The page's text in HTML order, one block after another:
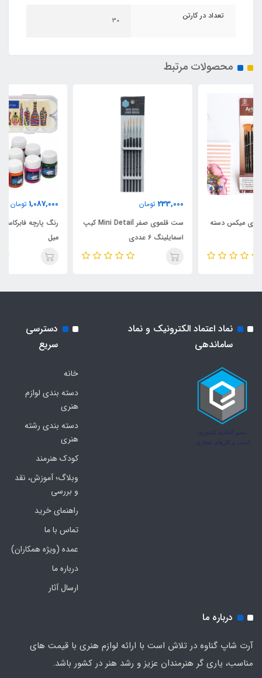
تعداد در کارتن 30
محصولات مرتبط
ست قلموی صفر Mini Detail کیپ
رنگ پارچه فابرکاستل 12 رنگ 10
نماد اعتماد الکترونیک و نماد
ساماندهی
دسترسی
سریع
خانه
دسته بندی لوازم
هنری
دسته بندی رشته
هنری
کودک هنرمند
وبلاگ؛ آموزش، نقد
و بررسی
راهنمای خرید
تماس با ما
عمده (ویژه همکاران)
درباره ما
ارسال آثار
درباره ما
آرت شاپ گناوه در تلاش است با ارائه لوازم هنری با قیمت های
مناسب، یاری گر هنرمندان عزیز و رشد هنر در کشور باشد.